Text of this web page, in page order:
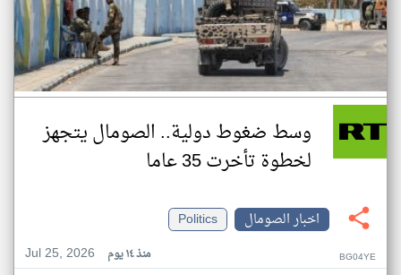
وسط ضغوط دولية.. الصومال يتجهز
لخطوة تأخرت 35 عاما
اخبار الصومال
Politics
Jul 25, 2026
منذ ١٤ يوم BG04YE